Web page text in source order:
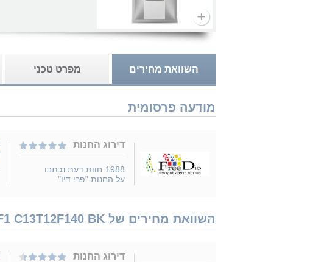
השוואת מחירים מפרט טכני
מודעה פרסומית
דירוג החנות
1988 חוות דעת נכתבו
על החנות "פרי דיו"
השוואת מחירים של Epson T12F1 C13T12F140 BK נמכר ב 5 חנויות
דירוג החנות